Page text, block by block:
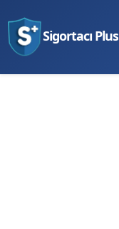
Sigortacı Plus